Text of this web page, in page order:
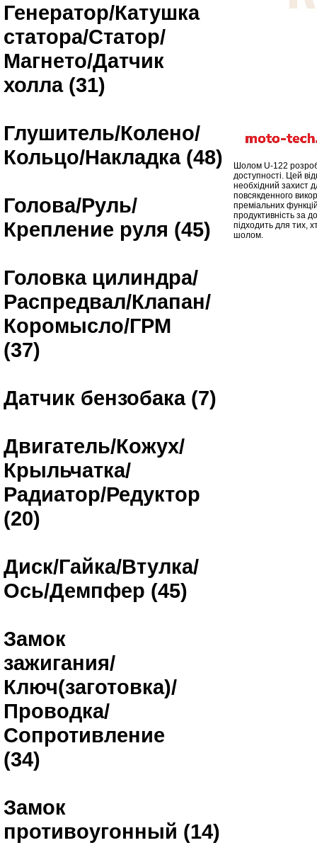
Генератор/Катушка
статора/Статор/
Магнето/Датчик
холла (31)
Глушитель/Колено/
Кольцо/Накладка (48)
Голова/Руль/
Крепление руля (45)
Головка цилиндра/
Распредвал/Клапан/
Коромысло/ГРМ
(37)
Датчик бензобака (7)
Двигатель/Кожух/
Крыльчатка/
Радиатор/Редуктор
(20)
Диск/Гайка/Втулка/
Ось/Демпфер (45)
Замок
зажигания/
Ключ(заготовка)/
Проводка/
Сопротивление
(34)
Замок
противоугонный (14)
Шолом U-122
доступності. Цей
необхідний захист
повсякденного
преміальних
продуктивність за
підходить для тих,
шолом.